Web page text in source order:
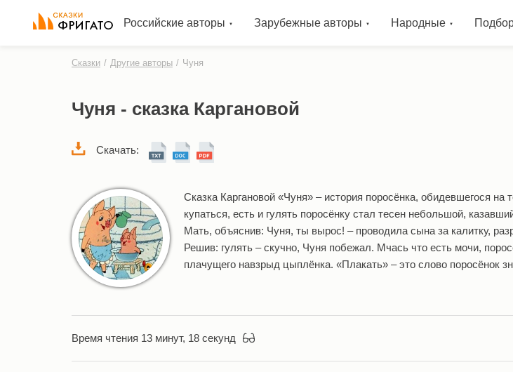
Российские авторы Зарубежные авторы Народные
Сказки / Другие авторы / Чуня
Чуня - сказка Каргановой
Скачать:
Сказка Каргановой «Чуня» – история поросёнка, обидевшегося
купаться, есть и гулять поросёнку стал тесен небольшой,
Мать, объяснив: Чуня, ты вырос! – проводила сына за калитку,
Решив: гулять – скучно, Чуня побежал. Мчась что есть мочи,
плачущего навзрыд цыплёнка. «Плакать» – это слово поросёнок
Время чтения 13 минут, 18 секунд